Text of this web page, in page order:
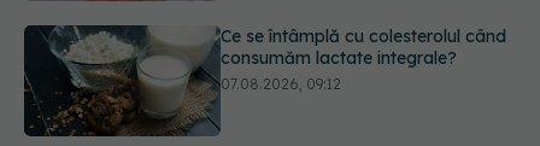
Alergia la ambrozie: 4 lucruri
esențiale despre simptome,
prevenție și tratament, explicate de